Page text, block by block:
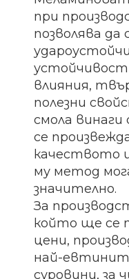
при
позволява да
влияния,
полезни
смола винаги
се
качеството
му метод
значително.
За
който ще се
цени,
най-
суровини, за